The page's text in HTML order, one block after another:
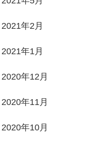
2021年2月
2021年1月
2020年12月
2020年11月
2020年10月